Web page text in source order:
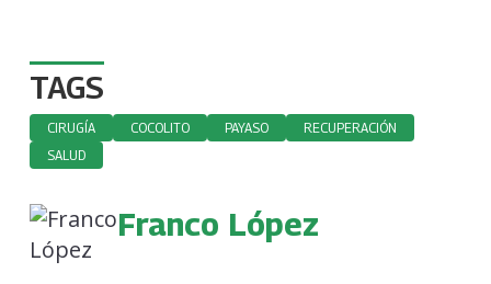
TAGS
CIRUGÍA COCOLITO PAYASO
RECUPERACIÓN
SALUD
Franco López